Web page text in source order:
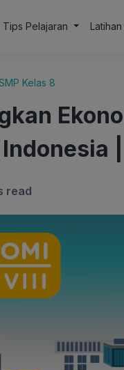
Tips Pelajaran
Kelas 8
read